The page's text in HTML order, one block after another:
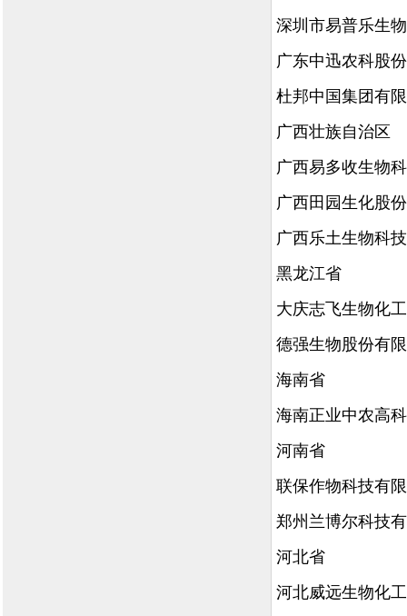
深圳市易普乐生
广东中迅农科股
杜邦中国集团有
广西壮族自治区
广西易多收生物
广西田园生化股
广西乐土生物科
黑龙江省
大庆志飞生物化
德强生物股份有
海南省
海南正业中农高
河南省
联保作物科技有
郑州兰博尔科技
河北省
河北威远生物化